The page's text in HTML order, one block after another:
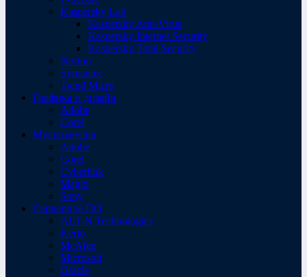
Kaspersky Lab
Kaspersky Anti-Virus
Kaspersky Internet Security
Kaspersky Total Security
Norton
Symantec
Trend Micro
Графика и дизайн
Adobe
Corel
Мультимедиа
Adobe
Corel
Cyberlink
Magix
Sony
Серверное ПО
ALT-N Technologies
Kerio
McAfee
Microsoft
Oracle